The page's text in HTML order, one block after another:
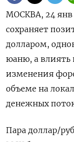
МОСКВА, 24 янв
сохраняет
долларом,
юаню, а влиять
изменения
объеме на
денежных
Пара доллар/